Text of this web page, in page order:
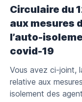
Circulaire du
aux mesures
l’auto-
covid-19
Vous avez ci-joint,
relative aux
isolement des